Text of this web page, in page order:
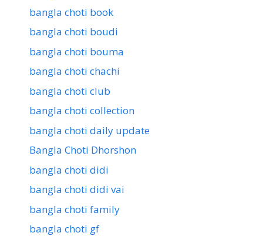
bangla choti book
bangla choti boudi
bangla choti bouma
bangla choti chachi
bangla choti club
bangla choti collection
bangla choti daily update
Bangla Choti Dhorshon
bangla choti didi
bangla choti didi vai
bangla choti family
bangla choti gf